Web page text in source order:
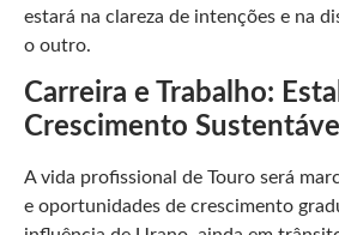
estará na clareza de intenções e na
o outro.
Carreira e Trabalho:
Crescimento Sustentável
A vida profissional de Touro será
e oportunidades de crescimento